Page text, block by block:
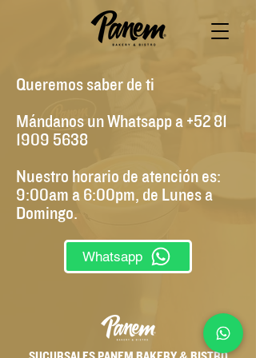
Queremos saber de ti
Mándanos un Whatsapp a +52 81
1909 5638
Nuestro horario de atención es:
9:00am a 6:00pm, de Lunes a
Domingo.
Whatsapp